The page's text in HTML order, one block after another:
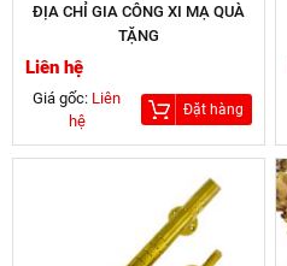
ĐỊA CHỈ GIA CÔNG XI MẠ QUÀ
TẶNG
Liên hệ
Giá gốc: Liên
hệ
Đặt hàng